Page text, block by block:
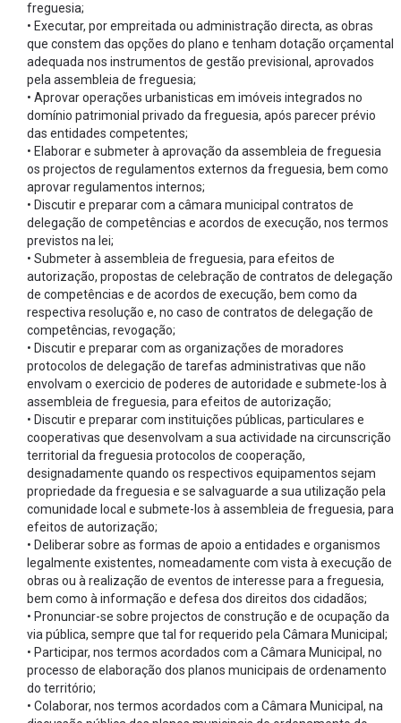
freguesia;
• Executar, por empreitada ou administração directa, as obras
que constem das opções do plano e tenham dotação orçamental
adequada nos instrumentos de gestão previsional, aprovados
pela assembleia de freguesia;
• Aprovar operações urbanisticas em imóveis integrados no
domínio patrimonial privado da freguesia, após parecer prévio
das entidades competentes;
• Elaborar e submeter à aprovação da assembleia de freguesia
os projectos de regulamentos externos da freguesia, bem como
aprovar regulamentos internos;
• Discutir e preparar com a câmara municipal contratos de
delegação de competências e acordos de execução, nos termos
previstos na lei;
• Submeter à assembleia de freguesia, para efeitos de
autorização, propostas de celebração de contratos de delegação
de competências e de acordos de execução, bem como da
respectiva resolução e, no caso de contratos de delegação de
competências, revogação;
• Discutir e preparar com as organizações de moradores
protocolos de delegação de tarefas administrativas que não
envolvam o exercicio de poderes de autoridade e submete-los à
assembleia de freguesia, para efeitos de autorização;
• Discutir e preparar com instituições públicas, particulares e
cooperativas que desenvolvam a sua actividade na circunscrição
territorial da freguesia protocolos de cooperação,
designadamente quando os respectivos equipamentos sejam
propriedade da freguesia e se salvaguarde a sua utilização pela
comunidade local e submete-los à assembleia de freguesia, para
efeitos de autorização;
• Deliberar sobre as formas de apoio a entidades e organismos
legalmente existentes, nomeadamente com vista à execução de
obras ou à realização de eventos de interesse para a freguesia,
bem como à informação e defesa dos direitos dos cidadãos;
• Pronunciar-se sobre projectos de construção e de ocupação da
via pública, sempre que tal for requerido pela Câmara Municipal;
• Participar, nos termos acordados com a Câmara Municipal, no
processo de elaboração dos planos municipais de ordenamento
do território;
• Colaborar, nos termos acordados com a Câmara Municipal, na